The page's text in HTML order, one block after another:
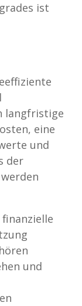
ist
langfristige
eine
und
der
und